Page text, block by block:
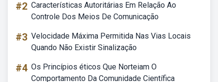
#2 Características Autoritárias Em Relação Ao
Controle Dos Meios De Comunicação
#3 Velocidade Máxima Permitida Nas Vias Locais
Quando Não Existir Sinalização
#4 Os Princípios éticos Que Norteiam O
Comportamento Da Comunidade Científica